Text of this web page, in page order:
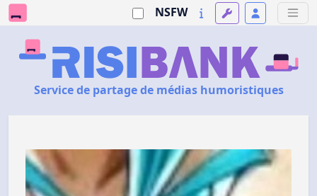
NSFW
Service de partage de médias humoristiques